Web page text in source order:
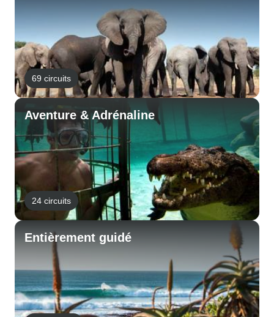
69 circuits
Aventure & Adrénaline
24 circuits
Entièrement guidé